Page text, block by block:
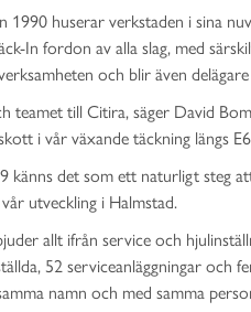
1990 huserar verkstaden i sina
In fordon av alla slag, med
och blir även
teamet till Citira, säger David
i vår växande täckning längs
det som ett naturligt steg
utveckling i Halmstad.
allt ifrån service och
52 serviceanläggningar och
namn och med samma